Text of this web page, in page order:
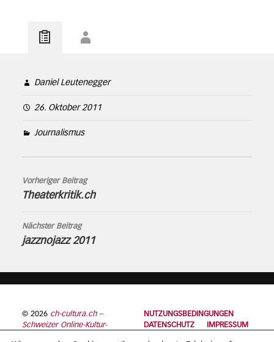
Daniel Leutenegger
26. Oktober 2011
Journalismus
Vorheriger Beitrag
Theaterkritik.ch
Nächster Beitrag
jazznojazz 2011
© 2026 ch-cultura.ch –
Schweizer Online-Kultur-
NUTZUNGSBEDINGUNGEN
DATENSCHUTZ
IMPRESSUM